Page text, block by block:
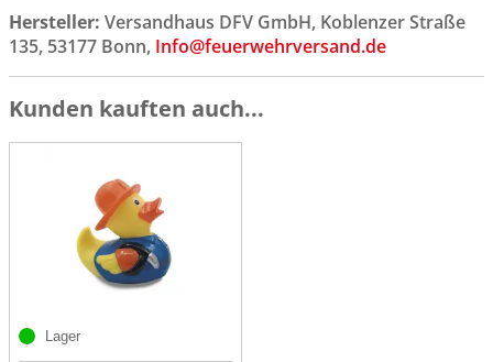
Hersteller: Versandhaus DFV GmbH, Koblenzer Straße
135, 53177 Bonn, Info@feuerwehrversand.de
Kunden kauften auch...
Lager